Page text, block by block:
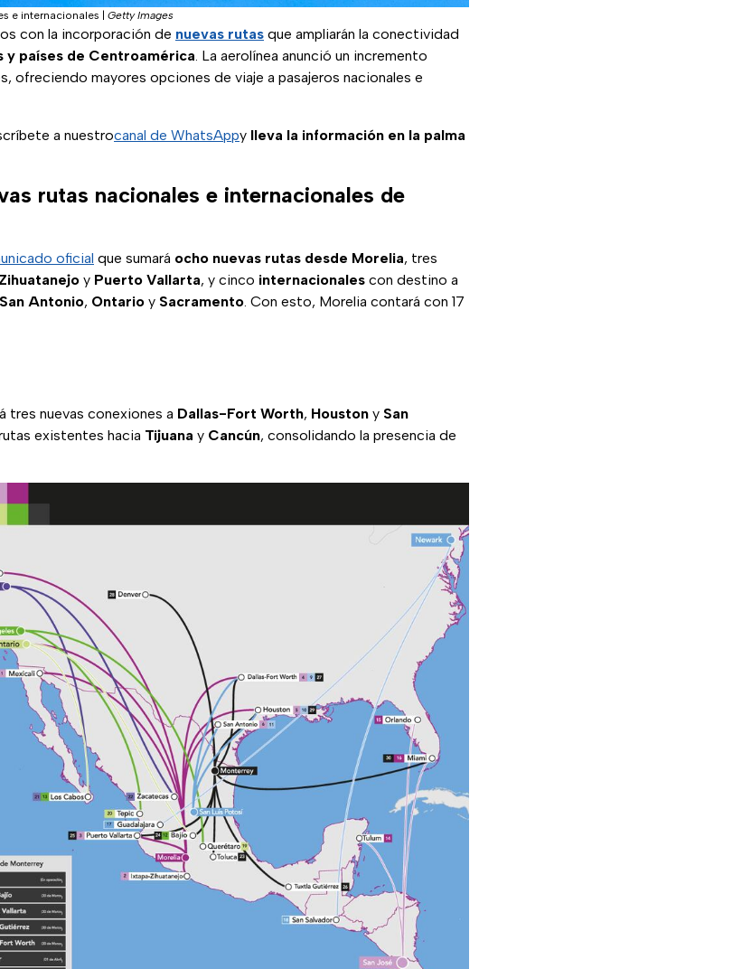
e internacionales Getty Images
con la incorporación de nuevas rutas que ampliarán la conectividad
y países de Centroamérica. La aerolínea anunció un incremento
ofreciendo mayores opciones de viaje a pasajeros nacionales e
a nuestrocanal de WhatsAppy lleva la información en la palma
rutas nacionales e internacionales de
oficial que sumará ocho nuevas rutas desde Morelia, tres
y Puerto Vallarta, y cinco internacionales con destino a
San Antonio, Ontario y Sacramento. Con esto, Morelia contará con 17
tres nuevas conexiones a Dallas-Fort Worth, Houston y San
existentes hacia Tijuana y Cancún, consolidando la presencia de